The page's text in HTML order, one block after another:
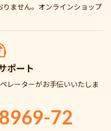
りません。オンラインショップ
ポート
レーターがお手伝いいたしま
72